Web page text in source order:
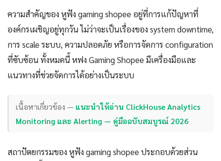
ความสำคัญของ หูฟัง gaming shopee อยู่ที่การแก้ปัญหาที่
องค์กรเผชิญอยู่ทุกวัน ไม่ว่าจะเป็นเรื่องของ system downtime,
การ scale ระบบ, ความปลอดภัย หรือการจัดการ configuration
ที่ซับซ้อน ทั้งหมดนี้ หฟง Gaming Shopee มีเครื่องมือและ
แนวทางที่ช่วยจัดการได้อย่างเป็นระบบ
เนื้อหาเกี่ยวข้อง — แนะนำให้อ่าน ClickHouse Analytics
Monitoring และ Alerting — คู่มือฉบับสมบูรณ์ 2026
สถาปัตยกรรมของ หูฟัง gaming shopee ประกอบด้วยส่วน